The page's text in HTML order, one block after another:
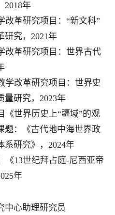
2018年
改革研究项目： “新文科”
研究，2021年
改革研究项目：世界古代
学改革研究项目 ： 世界史
量研究，2023年
《世界历史上“疆域”的观
题：《古代地中海世界政
系研究》，2024年
《13世纪拜占庭-尼西亚帝
25年
中心助理研究员